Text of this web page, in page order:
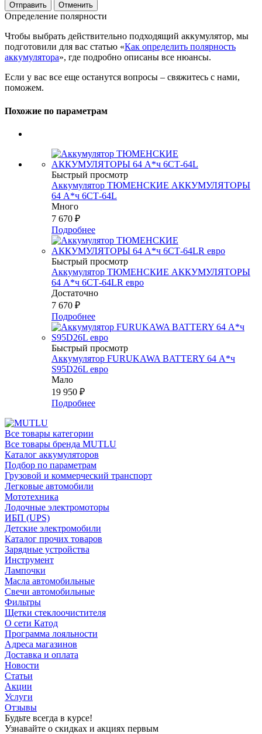
Отменить
Определение полярности
Чтобы выбрать действительно подходящий аккумулятор, мы
подготовили для вас статью «Как определить полярность
аккумулятора», где подробно описаны все нюансы.
Если у вас все еще останутся вопросы – свяжитесь с нами,
поможем.
Похожие по параметрам
Быстрый просмотр
Аккумулятор ТЮМЕНСКИЕ АККУМУЛЯТОРЫ
64 А*ч 6СТ-64L
Много
7 670 ₽
Подробнее
Быстрый просмотр
Аккумулятор ТЮМЕНСКИЕ АККУМУЛЯТОРЫ
64 А*ч 6СТ-64LR евро
Достаточно
7 670 ₽
Подробнее
Быстрый просмотр
Аккумулятор FURUKAWA BATTERY 64 А*ч
S95D26L евро
Мало
19 950 ₽
Подробнее
Все товары категории
Все товары бренда MUTLU
Каталог аккумуляторов
Подбор по параметрам
Грузовой и коммерческий транспорт
Легковые автомобили
Мототехника
Лодочные электромоторы
ИБП (UPS)
Детские электромобили
Каталог прочих товаров
Зарядные устройства
Инструмент
Лампочки
Масла автомобильные
Свечи автомобильные
Фильтры
Щетки стеклоочистителя
О сети Катод
Программа лояльности
Адреса магазинов
Доставка и оплата
Новости
Статьи
Акции
Услуги
Отзывы
Будьте всегда в курсе!
Узнавайте о скидках и акциях первым